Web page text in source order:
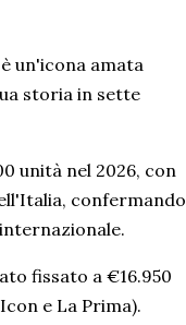
un'icona amata
storia in sette
unità nel 2026, con
confermando
fissato a €16.950
e La Prima).